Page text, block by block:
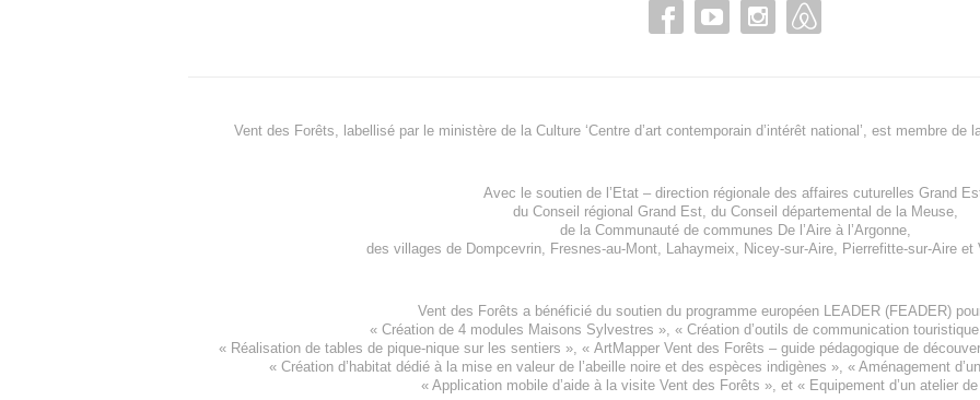
Vent des Forêts, labellisé par le ministère de la Culture ‘Centre d’art contemporain d’intérêt national’, est membre de
Avec le soutien de l’ Etat – direction régionale des affaires cuturelles Grand
du Conseil régional Grand Est, du Conseil départemental de la Meuse,
de la Communauté de communes De l’Aire à l’Argonne,
des villages de Dompcevrin, Fresnes-au-Mont, Lahaymeix, Nicey-sur-Aire, Pierrefitte-sur-Aireet
Vent des Forêts a bénéficié du soutien du programme européen LEADER (FEADER)
« Création de 4 modules Maisons Sylvestres », « Création d’outils de communication
« Réalisation de tables de pique-nique sur les sentiers », « ArtMapper Vent des Forêts – guide pédagogique de
« Création d’habitat dédié à la mise en valeur de l’abeille noire et des espèces indigènes », « Aménagement
« Application mobile d’aide à la visite Vent des Forêts », et « Equipement d’un atelier